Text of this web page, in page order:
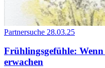
Partnersuche 28.03.25
Frühlingsgefühle:
erwachen